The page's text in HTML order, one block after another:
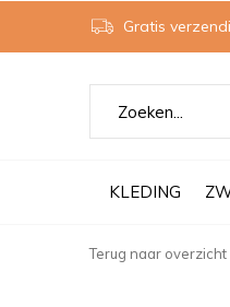
KLEDING
Gratis
Terug naar overzicht